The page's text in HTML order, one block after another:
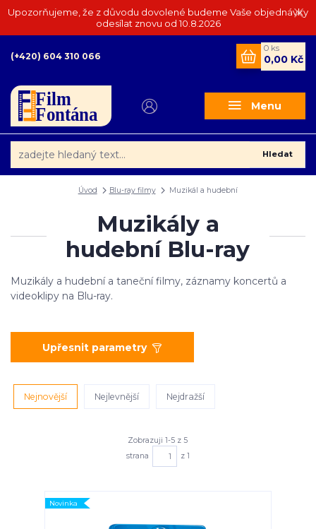
Upozorňujeme, že z důvodu dovolené budeme Vaše objednávky
odesílat znovu od 10.8.2026
Menu
Hledat
(+420) 604 310 066
0 ks
0,00 Kč
Úvod Blu-ray filmy Muzikál a hudební
Muzikály a
hudební Blu-ray
Muzikály a hudební a taneční filmy, záznamy koncertů a
videoklipy na Blu-ray.
Upřesnit parametry
Nejnovější Nejlevnější Nejdražší
Zobrazuji 1-5 z 5
strana
z 1
Novinka